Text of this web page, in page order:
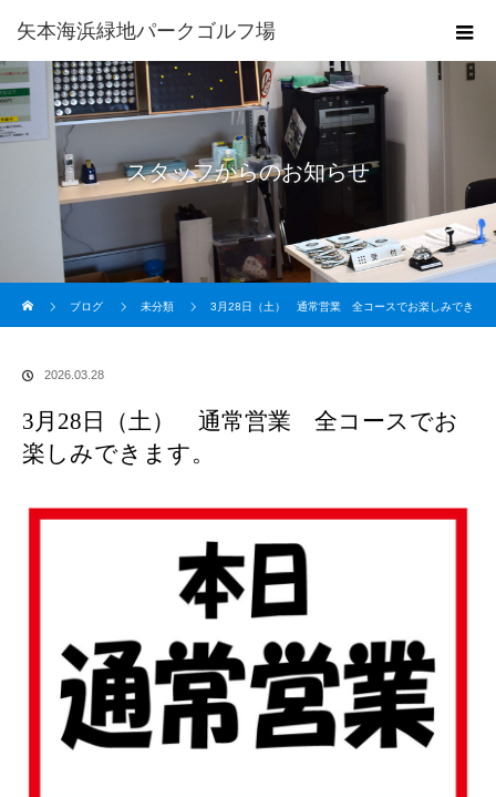
矢本海浜緑地パークゴルフ場
スタッフからのお知らせ
ブログ
未分類 3月28日（土） 通常営業 全コースでお楽しみでき
2026.03.28
3月28日（土） 通常営業 全コースでお
楽しみできます。